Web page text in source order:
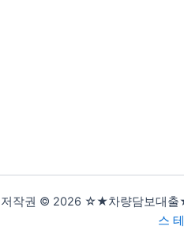
저작권 © 2026 ☆★차량담보대
스